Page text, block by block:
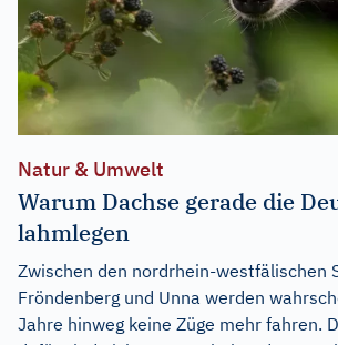
Natur & Umwelt
Warum Dachse gerade die
lahmlegen
Zwischen den nordrhein-westfälischen
Fröndenberg und Unna werden
Jahre hinweg keine Züge mehr fahren.